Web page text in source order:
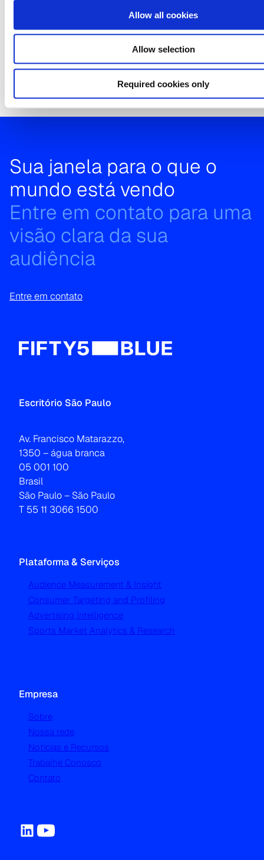
Allow all cookies
Allow selection
Required cookies only
Fonte: Easymedia Rádio – Praça: Grande Curitiba –
com 10 anos e mais – Todos os dias, das 05 às 05h –
Sua janela para o que o
mundo está vendo
Entre em contato para uma
visão clara da sua
audiência
Entre em contato
Escritório São Paulo
Av. Francisco Matarazzo,
1350 – água branca
05 001 100
Brasil
São Paulo – São Paulo
T 55 11 3066 1500
Plataforma & Serviços
Audience Measurement & Insight
Consumer Targeting and Profiling
Advertising Intelligence
Sports Market Analytics & Research
Empresa
Sobre
Nossa rede
Notícias e Recursos
Trabalhe Conosco
Contato